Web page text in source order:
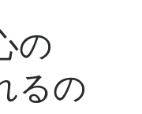
の
るの